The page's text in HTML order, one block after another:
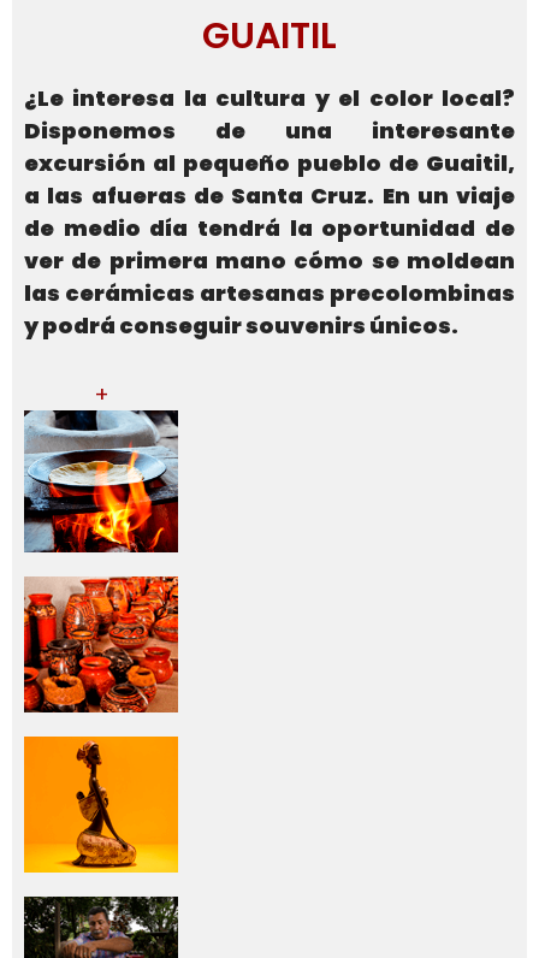
GUAITIL
¿Le interesa la cultura y el color local?
Disponemos de una interesante
excursión al pequeño pueblo de Guaitil,
a las afueras de Santa Cruz. En un viaje
de medio día tendrá la oportunidad de
ver de primera mano cómo se moldean
las cerámicas artesanas precolombinas
y podrá conseguir souvenirs únicos.
+